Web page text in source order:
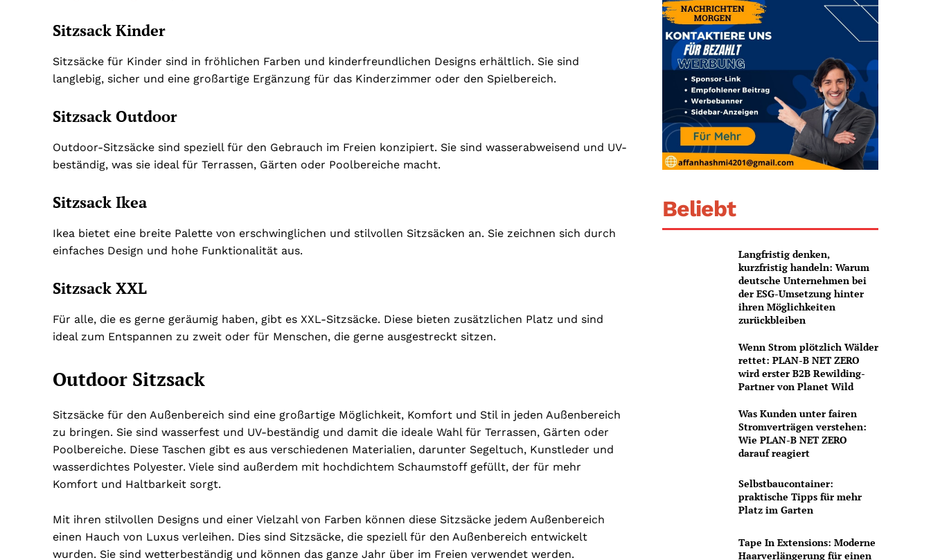
Sitzsack Kinder
Sitzsäcke für Kinder sind in fröhlichen Farben und kinderfreundlichen Designs erhältlich. Sie sind
langlebig, sicher und eine großartige Ergänzung für das Kinderzimmer oder den Spielbereich.
Sitzsack Outdoor
Outdoor-Sitzsäcke sind speziell für den Gebrauch im Freien konzipiert. Sie sind wasserabweisend und UV-
beständig, was sie ideal für Terrassen, Gärten oder Poolbereiche macht.
Sitzsack Ikea
Ikea bietet eine breite Palette von erschwinglichen und stilvollen Sitzsäcken an. Sie zeichnen sich durch
einfaches Design und hohe Funktionalität aus.
Sitzsack XXL
Für alle, die es gerne geräumig haben, gibt es XXL-Sitzsäcke. Diese bieten zusätzlichen Platz und sind
ideal zum Entspannen zu zweit oder für Menschen, die gerne ausgestreckt sitzen.
Outdoor Sitzsack
Sitzsäcke für den Außenbereich sind eine großartige Möglichkeit, Komfort und Stil in jeden Außenbereich
zu bringen. Sie sind wasserfest und UV-beständig und damit die ideale Wahl für Terrassen, Gärten oder
Poolbereiche. Diese Taschen gibt es aus verschiedenen Materialien, darunter Segeltuch, Kunstleder und
wasserdichtes Polyester. Viele sind außerdem mit hochdichtem Schaumstoff gefüllt, der für mehr
Komfort und Haltbarkeit sorgt.
Mit ihren stilvollen Designs und einer Vielzahl von Farben können diese Sitzsäcke jedem Außenbereich
einen Hauch von Luxus verleihen. Dies sind Sitzsäcke, die speziell für den Außenbereich entwickelt
wurden. Sie sind wetterbeständig und können das ganze Jahr über im Freien verwendet werden.
Beliebt
Langfristig denken,
kurzfristig handeln: Warum
deutsche Unternehmen bei
der ESG-Umsetzung hinter
ihren Möglichkeiten
zurückbleiben
Wenn Strom plötzlich Wälder
rettet: PLAN-B NET ZERO
wird erster B2B Rewilding-
Partner von Planet Wild
Was Kunden unter fairen
Stromverträgen verstehen:
Wie PLAN-B NET ZERO
darauf reagiert
Selbstbaucontainer:
praktische Tipps für mehr
Platz im Garten
Tape In Extensions: Moderne
Haarverlängerung für einen